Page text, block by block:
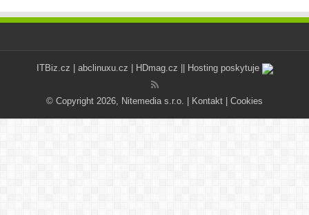
ITBiz.cz abclinuxu.cz HDmag.cz || Hosting poskytuje
© Copyright 2026, Nitemedia s.r.o. | Kontakt Cookies